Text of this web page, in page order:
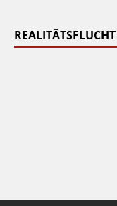
REALITÄTSFLUCHT